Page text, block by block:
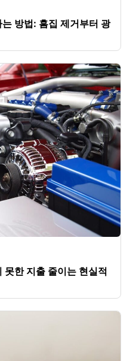
방법: 흠집 제거부터 광
못한 지출 줄이는 현실적